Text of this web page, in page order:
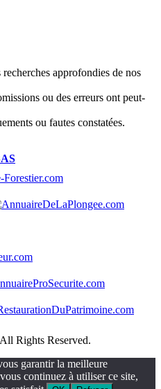
approfondies de nos
ou des erreurs ont peut-
ou fautes constatées.
Rights Reserved.
garantir la meilleure
continuez à utiliser ce site,